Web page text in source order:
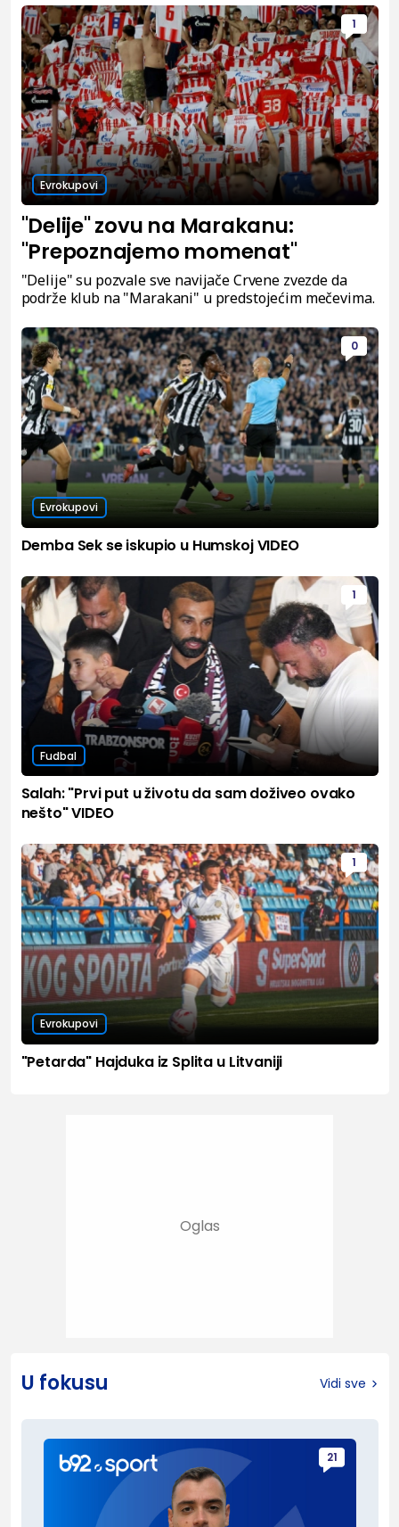
1
Evrokupovi
"Delije" zovu na Marakanu:
"Prepoznajemo momenat"
"Delije" su pozvale sve navijače Crvene zvezde da
podrže klub na "Marakani" u predstojećim mečevima.
0
Evrokupovi
Demba Sek se iskupio u Humskoj VIDEO
1
Fudbal
Salah: "Prvi put u životu da sam doživeo ovako
nešto" VIDEO
1
Evrokupovi
"Petarda" Hajduka iz Splita u Litvaniji
U fokusu Vidi sve
21